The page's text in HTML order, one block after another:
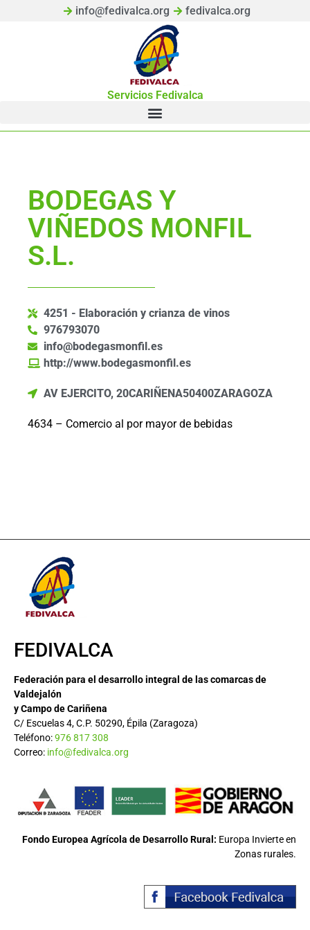
info@fedivalca.org fedivalca.org
Servicios Fedivalca
BODEGAS Y
VIÑEDOS MONFIL
S.L.
4251 - Elaboración y crianza de vinos
976793070
info@bodegasmonfil.es
http://www.bodegasmonfil.es
AV EJERCITO, 20CARIÑENA50400ZARAGOZA
4634 – Comercio al por mayor de bebidas
FEDIVALCA
Federación para el desarrollo integral de las comarcas de
Valdejalón
y Campo de Cariñena
C/ Escuelas 4, C.P. 50290, Épila (Zaragoza)
Teléfono:976 817 308
Correo: info@fedivalca.org
Fondo Europea Agrícola de Desarrollo Rural: Europa Invierte en
Zonas rurales.